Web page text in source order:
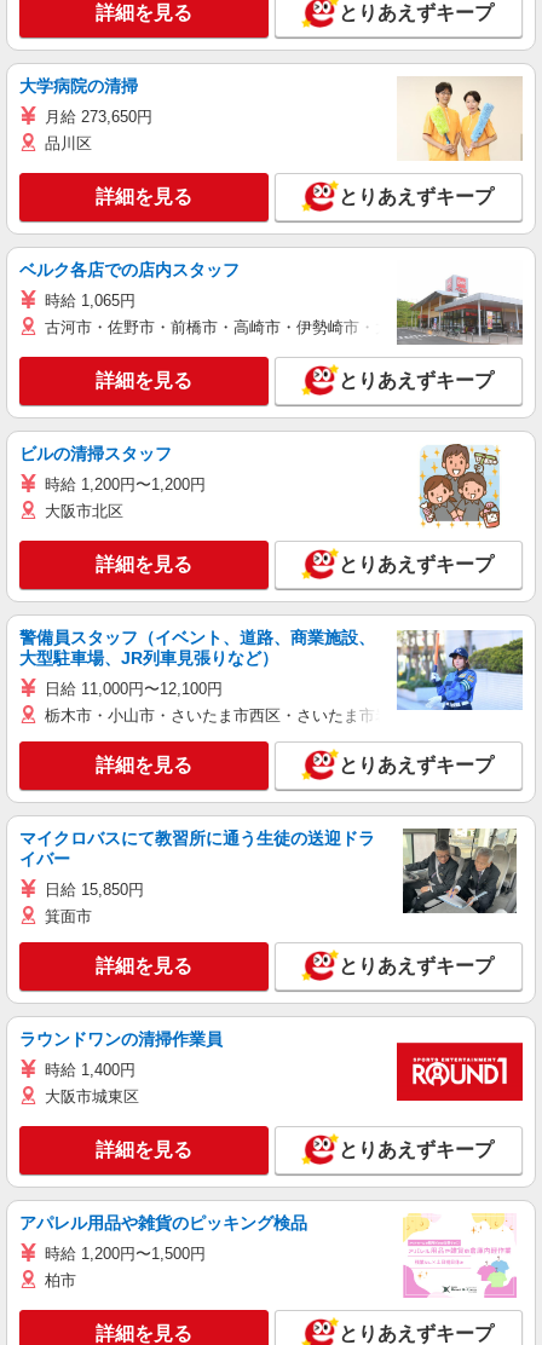
詳細を見る とりあえずキープ
大学病院の清掃
月給 273,650円
品川区
詳細を見る とりあえずキープ
ベルク各店での店内スタッフ
時給 1,065円
古河市・佐野市・前橋市・高崎市・伊勢崎市・太田市・館林市・藤
詳細を見る とりあえずキープ
ビルの清掃スタッフ
時給 1,200円〜1,200円
大阪市北区
詳細を見る とりあえずキープ
警備員スタッフ（イベント、道路、商業施設、
大型駐車場、JR列車見張りなど）
日給 11,000円〜12,100円
栃木市・小山市・さいたま市西区・さいたま市岩槻区・久喜市・蓮田
詳細を見る とりあえずキープ
マイクロバスにて教習所に通う生徒の送迎ドラ
イバー
日給 15,850円
箕面市
詳細を見る とりあえずキープ
ラウンドワンの清掃作業員
時給 1,400円
大阪市城東区
詳細を見る とりあえずキープ
アパレル用品や雑貨のピッキング検品
時給 1,200円〜1,500円
柏市
詳細を見る とりあえずキープ